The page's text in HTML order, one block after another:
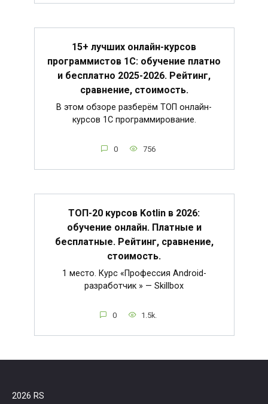
15+ лучших онлайн-курсов
программистов 1С: обучение платно
и бесплатно 2025-2026. Рейтинг,
сравнение, стоимость.
В этом обзоре разберём ТОП онлайн-
курсов 1С программирование.
0 756
ТОП-20 курсов Kotlin в 2026:
обучение онлайн. Платные и
бесплатные. Рейтинг, сравнение,
стоимость.
1 место. Курс «Профессия Android-
разработчик » — Skillbox
0 1.5k.
2026 RS